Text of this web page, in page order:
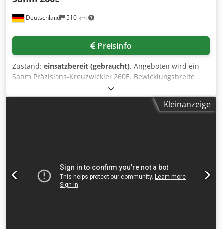
Deutschland 510 km
Preisinfo
Zustand: einsatzbereit (gebraucht), Angeboten wird ein
Sahm Präzisions-Kreuzwickler 260E. Bewicklungsbreite
Hub: 300mm, Spulgeschwindigkeit max.: 500m/min,
Spulendurchmesser: bis 320mm, Spulenvolumen max.: ca.
22,4dm³, Titerbereich: Bändchen: ca. 150dtex - 3500dtex,
Kleinanzeige